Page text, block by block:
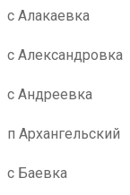
с Алакаевка
с Александровка
с Андреевка
п Архангельский
с Баевка